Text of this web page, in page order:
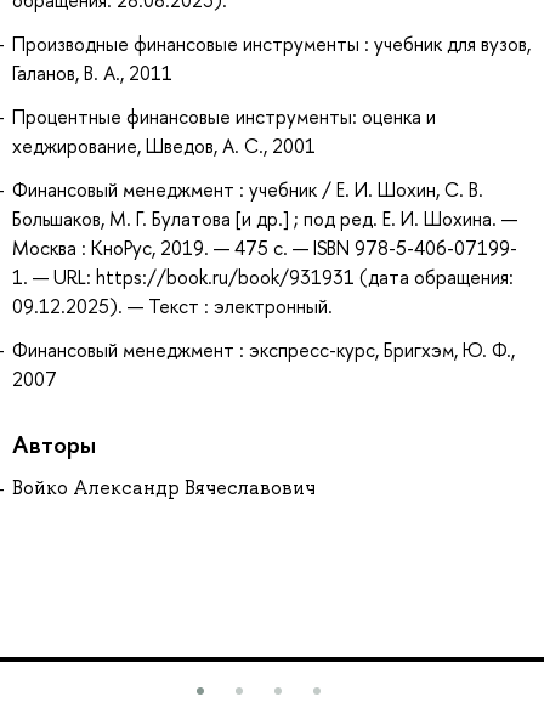
Производные финансовые инструменты : учебник для вузов,
Галанов, В. А., 2011
Процентные финансовые инструменты: оценка и
хеджирование, Шведов, А. С., 2001
Финансовый менеджмент : учебник / Е. И. Шохин, С. В.
Большаков, М. Г. Булатова [и др.] ; под ред. Е. И. Шохина. —
Москва : КноРус, 2019. — 475 с. — ISBN 978-5-406-07199-
1. — URL: https://book.ru/book/931931 (дата обращения:
09.12.2025). — Текст : электронный.
Финансовый менеджмент : экспресс-курс, Бригхэм, Ю. Ф.,
2007
Авторы
Войко Александр Вячеславович